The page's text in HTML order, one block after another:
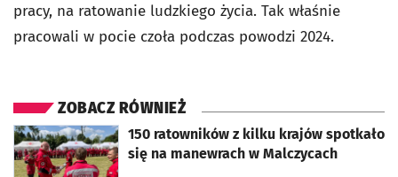
pracy, na ratowanie ludzkiego życia. Tak właśnie
pracowali w pocie czoła podczas powodzi 2024.
ZOBACZ RÓWNIEŻ
150 ratowników z kilku krajów spotkało
się na manewrach w Malczycach
otworzy się w nowej karcie